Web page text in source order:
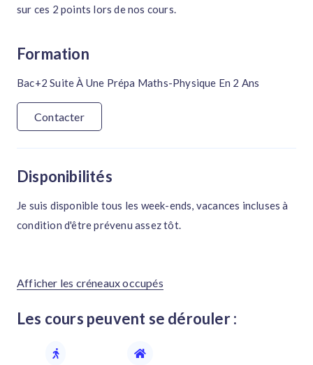
sur ces 2 points lors de nos cours.
Formation
Bac+2 Suite À Une Prépa Maths-Physique En 2 Ans
Contacter
Disponibilités
Je suis disponible tous les week-ends, vacances incluses à
condition d'être prévenu assez tôt.
Afficher les créneaux occupés
Les cours peuvent se dérouler :